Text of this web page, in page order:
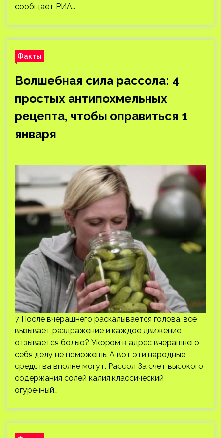
сообщает РИА…
Факты
Волшебная сила рассола: 4
простых антипохмельных
рецепта, чтобы оправиться 1
января
7 После вчерашнего раскалывается голова, всё
вызывает раздражение и каждое движение
отзывается болью? Укором в адрес вчерашнего
себя делу не поможешь. А вот эти народные
средства вполне могут. Рассол За счет высокого
содержания солей калия классический
огуречный…